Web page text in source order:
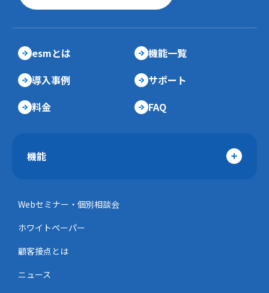
esmとは
機能一覧
導入事例
サポート
料金
FAQ
機能
Webセミナー・個別相談会
ホワイトペーパー
顧客接点とは
ニュース